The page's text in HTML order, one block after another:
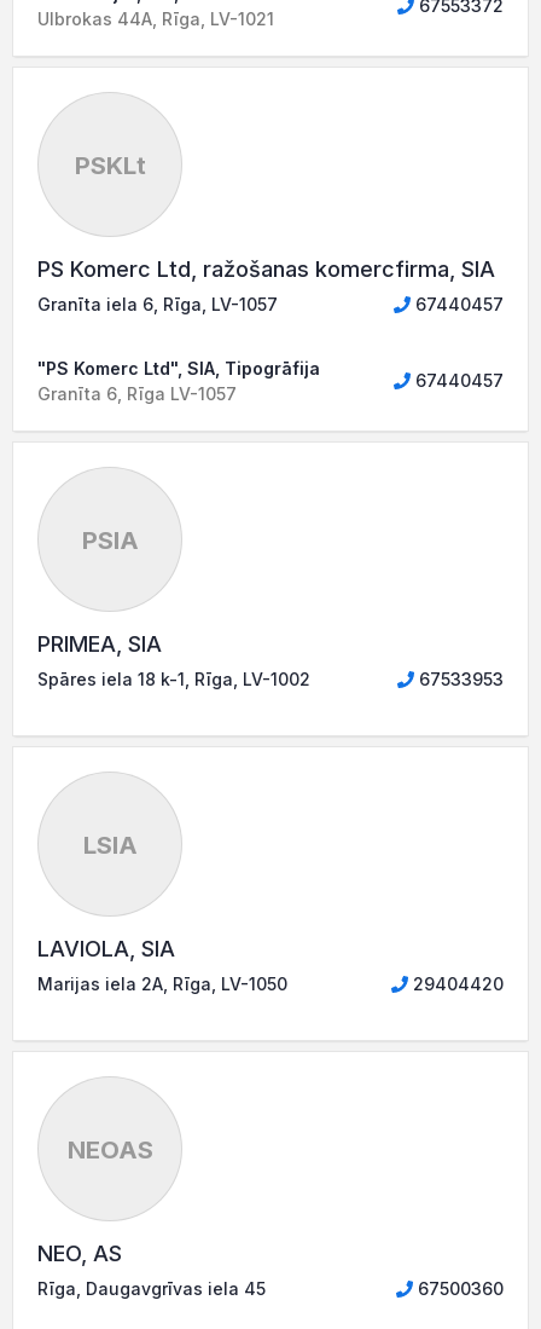
Ulbrokas 44A, Rīga, LV-1021
67553372
PSKLt
PS Komerc Ltd, ražošanas komercfirma, SIA
Granīta iela 6, Rīga, LV-1057 67440457
"PS Komerc Ltd", SIA, Tipogrāfija
Granīta 6, Rīga LV-1057
67440457
PSIA
PRIMEA, SIA
Spāres iela 18 k-1, Rīga, LV-1002 67533953
LSIA
LAVIOLA, SIA
Marijas iela 2A, Rīga, LV-1050 29404420
NEOAS
NEO, AS
Rīga, Daugavgrīvas iela 45 67500360